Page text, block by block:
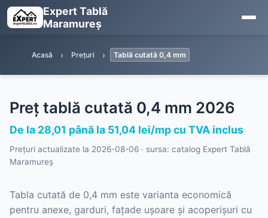
Expert Tablă
Maramureș
Acasă Prețuri Tablă cutată 0,4 mm
Preț tablă cutată 0,4 mm 2026
De la 28,01 până la 51,04 lei/mp cu TVA inclus
Prețuri actualizate la 2026-08-06 · sursa: catalog Expert Tablă
Maramureș
Tabla cutată de 0,4 mm este varianta economică
pentru anexe, garduri, fațade ușoare și acoperișuri cu